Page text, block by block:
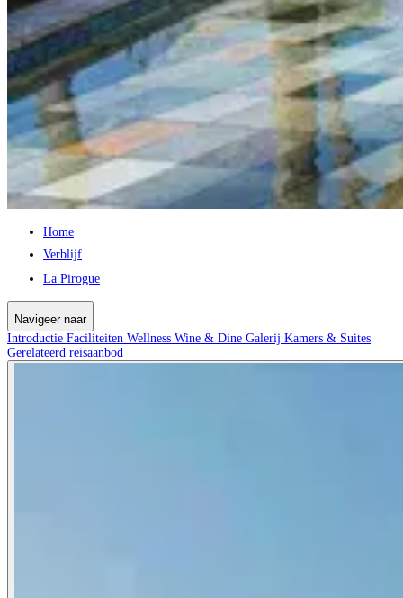
Home
Verblijf
La Pirogue
Navigeer naar
Introductie Faciliteiten Wellness Wine & Dine Galerij Kamers & Suites
Gerelateerd reisaanbod